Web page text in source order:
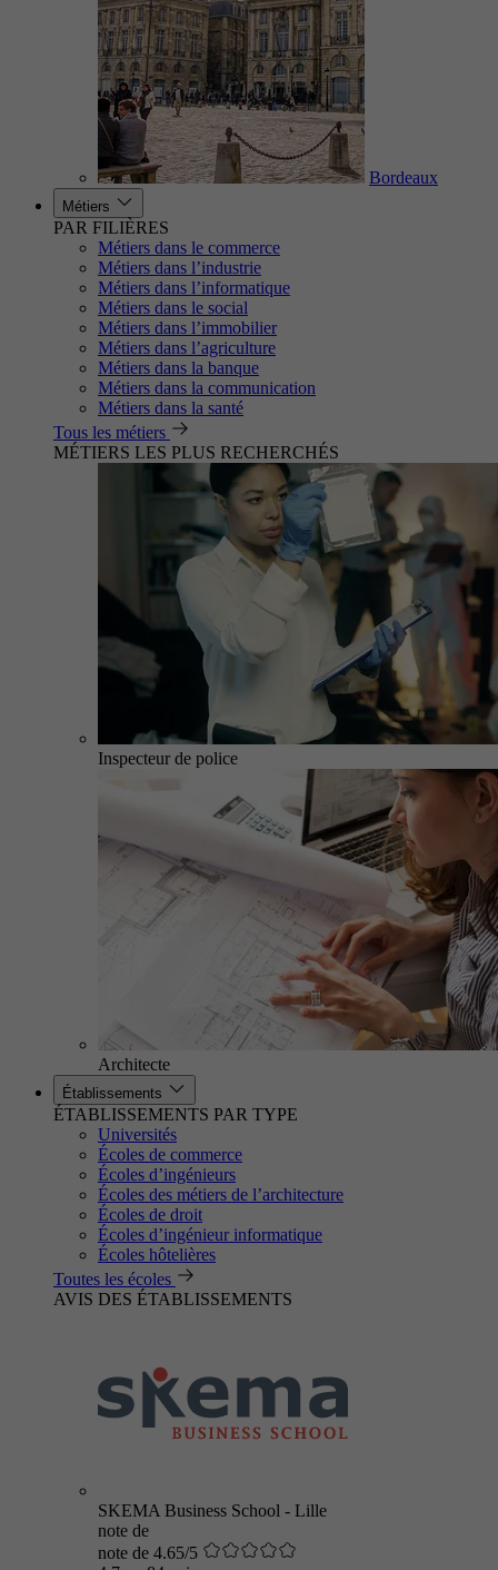
Bordeaux
Métiers
PAR FILIÈRES
Métiers dans le commerce
Métiers dans l’industrie
Métiers dans l’informatique
Métiers dans le social
Métiers dans l’immobilier
Métiers dans l’agriculture
Métiers dans la banque
Métiers dans la communication
Métiers dans la santé
Tous les métiers
MÉTIERS LES PLUS RECHERCHÉS
Inspecteur de police
Architecte
Établissements
ÉTABLISSEMENTS PAR TYPE
Universités
Écoles de commerce
Écoles d’ingénieurs
Écoles des métiers de l’architecture
Écoles de droit
Écoles d’ingénieur informatique
Écoles hôtelières
Toutes les écoles
AVIS DES ÉTABLISSEMENTS
SKEMA Business School - Lille
note de
note de 4.65/5